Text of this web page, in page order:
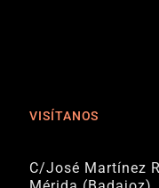
VISÍTANOS
C/José Martínez